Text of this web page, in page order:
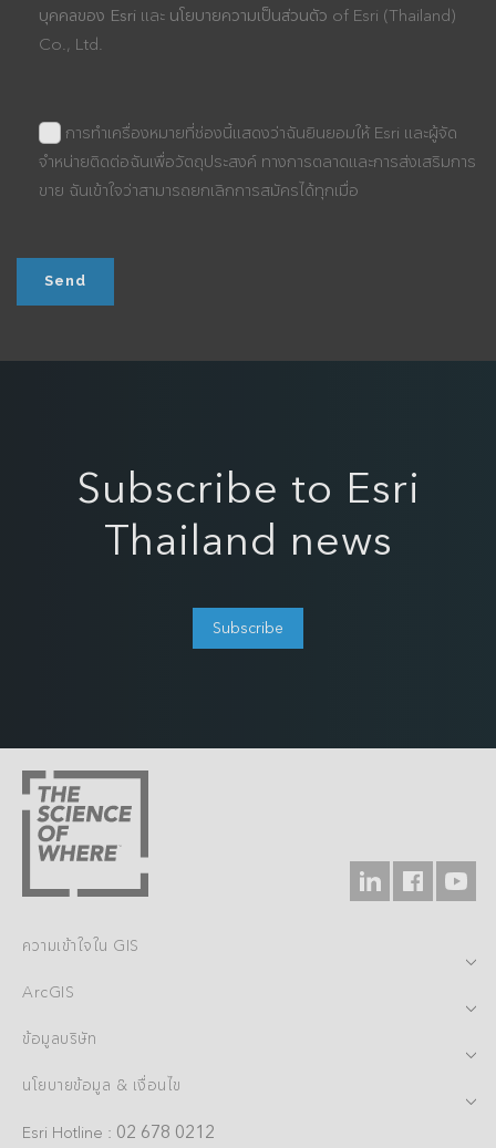
บุคคลของ Esri และ นโยบายความเป็นส่วนตัว of Esri (Thailand)
Co., Ltd.
การทำเครื่องหมายที่ช่องนี้แสดงว่าฉันยินยอมให้ Esri และผู้จัด
จำหน่ายติดต่อฉันเพื่อวัตถุประสงค์ ทางการตลาดและการส่งเสริมการ
ขาย ฉันเข้าใจว่าสามารถยกเลิกการสมัครได้ทุกเมื่อ
Subscribe to Esri
Thailand news
Subscribe
ความเข้าใจใน GIS
ArcGIS
ข้อมูลบริษัท
นโยบายข้อมูล & เงื่อนไข
Esri Hotline : 02 678 0212